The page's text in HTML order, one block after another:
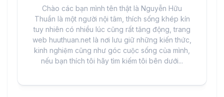
Chào các bạn mình tên thật là Nguyễn Hữu
Thuần là một người nội tâm, thích sống khép kín
tuy nhiên có nhiều lúc cũng rất tăng động, trang
web huuthuan.net là nơi lưu giữ những kiến thức,
kinh nghiệm cũng như góc cuộc sống của mình,
nếu bạn thích tôi hãy tìm kiếm tôi bên dưới...